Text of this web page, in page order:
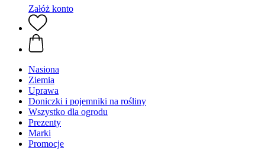
Załóż konto
Nasiona
Ziemia
Uprawa
Doniczki i pojemniki na rośliny
Wszystko dla ogrodu
Prezenty
Marki
Promocje